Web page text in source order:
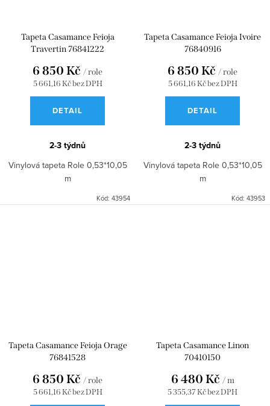
Tapeta Casamance Feioja
Travertin 76841222
5 661,16 Kč bez DPH
6 850 Kč / role
DETAIL
2-3 týdnů
Vinylová tapeta Role 0,53*10,05
m
Kód: 43954
Tapeta Casamance Feioja Ivoire
76840916
5 661,16 Kč bez DPH
6 850 Kč / role
DETAIL
2-3 týdnů
Vinylová tapeta Role 0,53*10,05
m
Kód: 43953
Tapeta Casamance Feioja Orage
76841528
5 661,16 Kč bez DPH
6 850 Kč / role
Tapeta Casamance Linon
70410150
5 355,37 Kč bez DPH
6 480 Kč / m